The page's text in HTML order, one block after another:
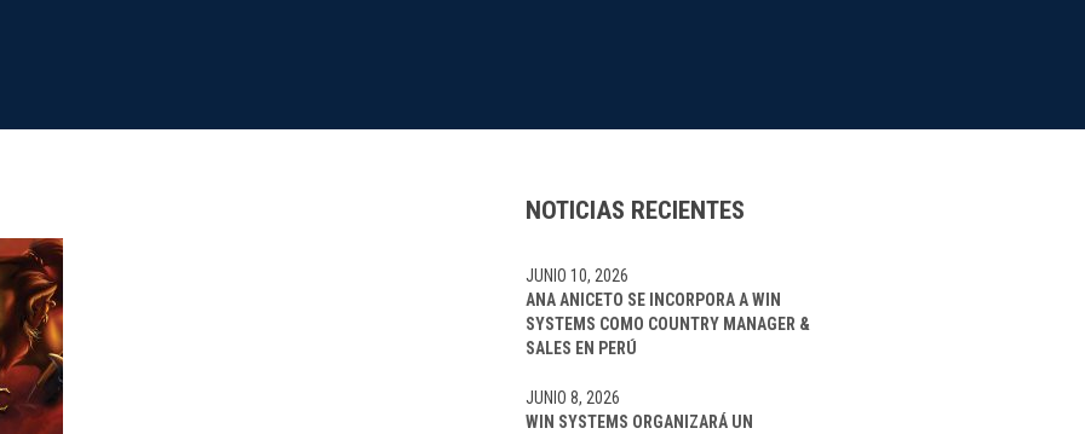
NOTICIAS RECIENTES
ANA ANICETO SE INCORPORA A WIN
SYSTEMS COMO COUNTRY MANAGER &
SALES EN PERÚ
JUNIO 10, 2026
WIN SYSTEMS ORGANIZARÁ UN
JUNIO 8, 2026